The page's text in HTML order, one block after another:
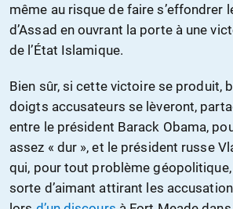
même au risque de faire s’effondrer
d’Assad en ouvrant la porte à une
de l’État Islamique.
Bien sûr, si cette victoire se produit,
doigts accusateurs se lèveront,
entre le président Barack Obama,
assez « dur », et le président russe
qui, pour tout problème géopolitique,
sorte d’aimant attirant les